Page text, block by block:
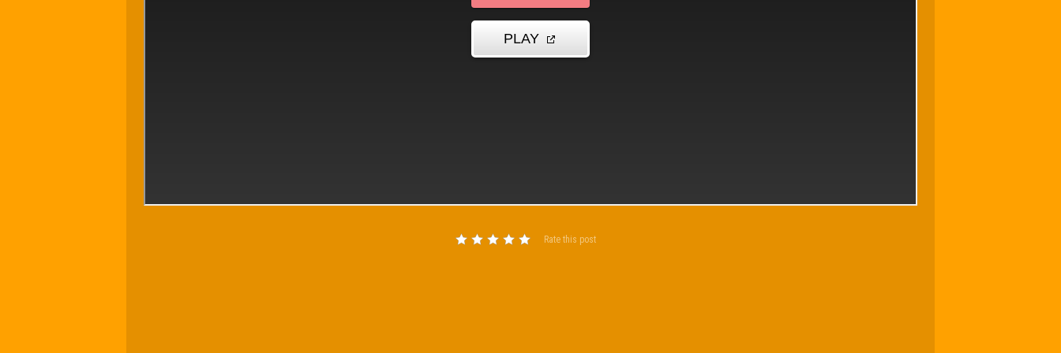
Rate this post